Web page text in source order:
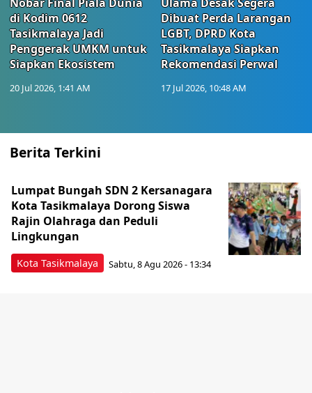
di Kodim 0612
Tasikmalaya Jadi
Penggerak UMKM untuk
Siapkan Ekosistem
20 Jul 2026, 1:41 AM
Dibuat Perda Larangan
LGBT, DPRD Kota
Tasikmalaya Siapkan
Rekomendasi Perwal
17 Jul 2026, 10:48 AM
Berita Terkini
Kota Tasikmalaya
Lumpat Bungah SDN 2 Kersanagara
Kota Tasikmalaya Dorong Siswa
Rajin Olahraga dan Peduli
Lingkungan
Sabtu, 8 Agu 2026 - 13:34